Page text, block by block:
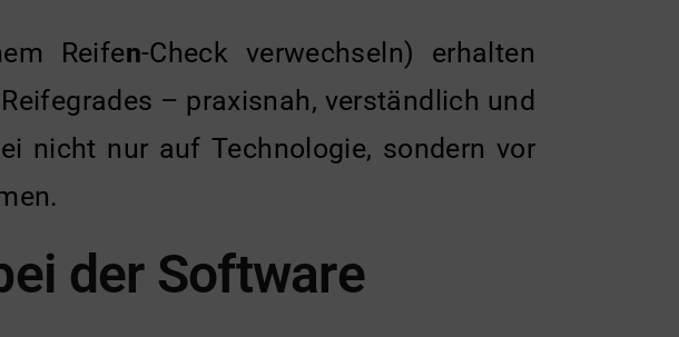
Reifen-Check verwechseln) erhalten
– praxisnah, verständlich und
nicht nur auf Technologie, sondern vor
der Software